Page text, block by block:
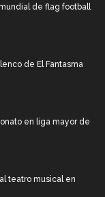
de flag football
de El Fantasma
en liga mayor de
teatro musical en